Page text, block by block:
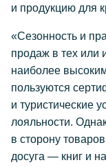
и продукцию для
«Сезонность и
продаж в тех или
наиболее
пользуются
и туристические
лояльности.
в сторону
досуга — книг и